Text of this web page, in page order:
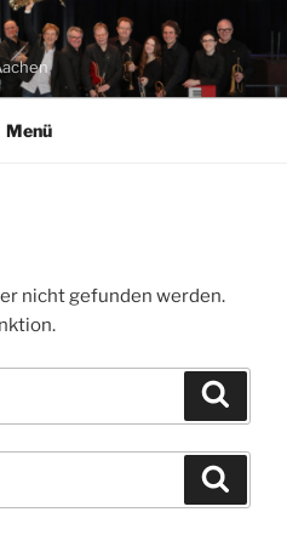
Menü
nicht gefunden werden.